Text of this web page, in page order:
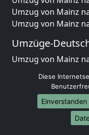
Umzug von Mainz
Umzug von Mainz
Umzüge-
Umzug von Mainz
Umzug von Mainz
Umzug von Mainz
Umzug von Mainz
Umzug von Mainz
Diese
Einverstanden